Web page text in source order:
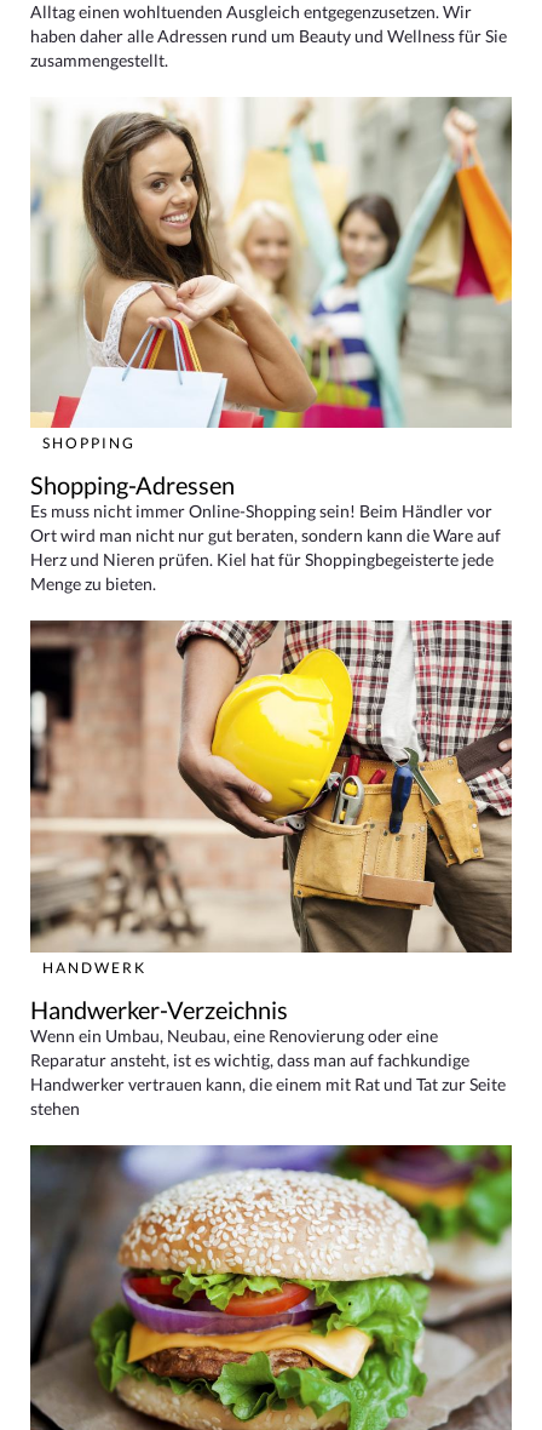
Alltag einen wohltuenden Ausgleich entgegenzusetzen. Wir
haben daher alle Adressen rund um Beauty und Wellness für Sie
zusammengestellt.
SHOPPING
Shopping-Adressen
Es muss nicht immer Online-Shopping sein! Beim Händler vor
Ort wird man nicht nur gut beraten, sondern kann die Ware auf
Herz und Nieren prüfen. Kiel hat für Shoppingbegeisterte jede
Menge zu bieten.
HANDWERK
Handwerker-Verzeichnis
Wenn ein Umbau, Neubau, eine Renovierung oder eine
Reparatur ansteht, ist es wichtig, dass man auf fachkundige
Handwerker vertrauen kann, die einem mit Rat und Tat zur Seite
stehen